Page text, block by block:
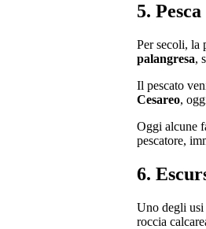
5.
Per secoli, la
palangresa,
Il pescato
Cesareo,
Oggi alcune
pescatore,
6.
Uno degli usi
roccia